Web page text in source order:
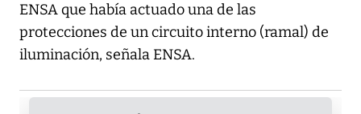
ENSA que había actuado una de las
protecciones de un circuito interno (ramal) de
iluminación, señala ENSA.